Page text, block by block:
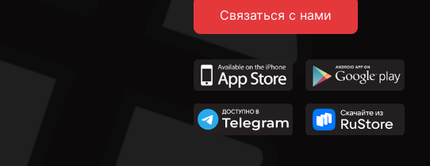
Связаться с нами